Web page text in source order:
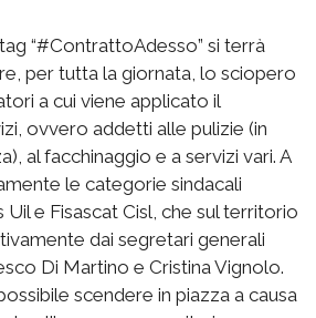
“#ContrattoAdesso” si terrà
per tutta la giornata, lo sciopero
a cui viene applicato il
ovvero addetti alle pulizie (in
al facchinaggio e a servizi vari. A
le categorie sindacali
Uil e Fisascat Cisl, che sul territorio
dai segretari generali
Di Martino e Cristina Vignolo.
scendere in piazza a causa